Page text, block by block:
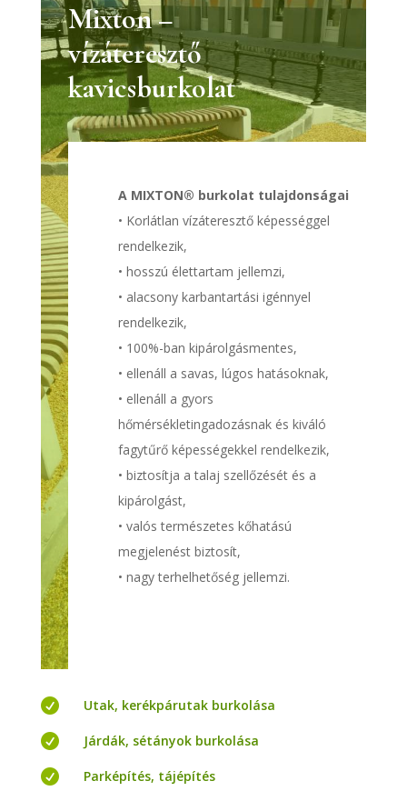
Mixton –
vízáteresztő
kavicsburkolat
A MIXTON® burkolat tulajdonságai
• Korlátlan vízáteresztő képességgel
rendelkezik,
• hosszú élettartam jellemzi,
• alacsony karbantartási igénnyel
rendelkezik,
• 100%-ban kipárolgásmentes,
• ellenáll a savas, lúgos hatásoknak,
• ellenáll a gyors
hőmérsékletingadozásnak és kiváló
fagytűrő képességekkel rendelkezik,
• biztosítja a talaj szellőzését és a
kipárolgást,
• valós természetes kőhatású
megjelenést biztosít,
• nagy terhelhetőség jellemzi.
 Utak, kerékpárutak burkolása
 Járdák, sétányok burkolása
 Parképítés, tájépítés